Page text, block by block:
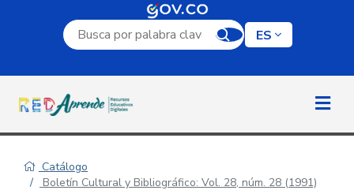
Campo de búsqueda por palabra clave
ES
Catálogo
Boletín Cultural y Bibliográfico: Vol. 28, núm. 28 (1991)